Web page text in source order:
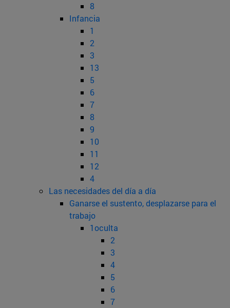
8
Infancia
1
2
3
13
5
6
7
8
9
10
11
12
4
Las necesidades del día a día
Ganarse el sustento, desplazarse para el
trabajo
1oculta
2
3
4
5
6
7